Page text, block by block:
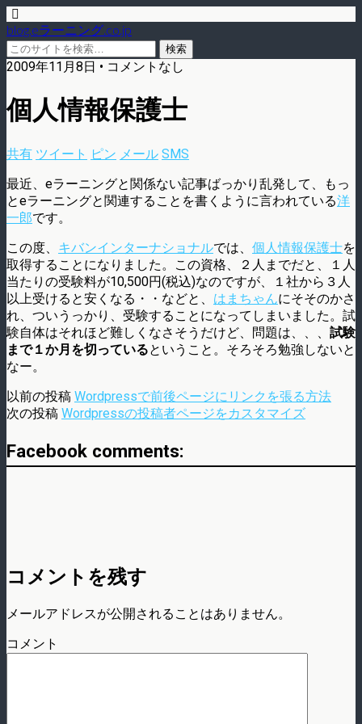
blog.eラーニング.co.jp
2009年11月8日 • コメントなし
個人情報保護士
共有 ツイート ピン メール SMS
最近、eラーニングと関係ない記事ばっかり乱発して、もっ
とeラーニングと関連することを書くように言われている洋
一郎です。
この度、 キバンインターナショナルでは、 個人情報保護士を
取得することになりました。この資格、２人までだと、１人
当たりの受験料が10,500円(税込)なのですが、１社から３人
以上受けると安くなる・・などと、 はまちゃんにそそのかさ
れ、ついうっかり、受験することになってしまいました。試
験自体はそれほど難しくなさそうだけど、問題は、、、 試験
まで１か月を切っているということ。そろそろ勉強しないと
なー。
以前の投稿 Wordpressで前後ページにリンクを張る方法
次の投稿 Wordpressの投稿者ページをカスタマイズ
Facebook comments:
コメントを残す
メールアドレスが公開されることはありません。
コメント